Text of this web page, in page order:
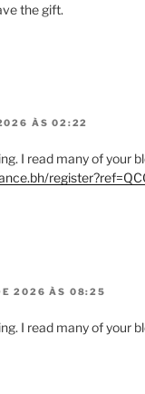
the gift.
ÀS 02:22
I read many of your
2026 ÀS 08:25
I read many of your